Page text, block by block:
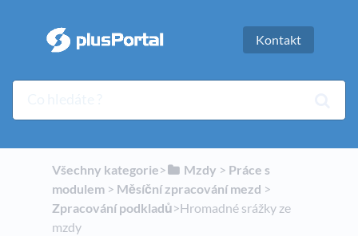
Kontakt
Všechny kategorie​>​ ​Mzdy ​ > ​ ​Práce s
modulem​ > ​ ​Měsíční zpracování mezd ​ > ​
Zpracování podkladů​>​ Hromadné srážky ze
mzdy